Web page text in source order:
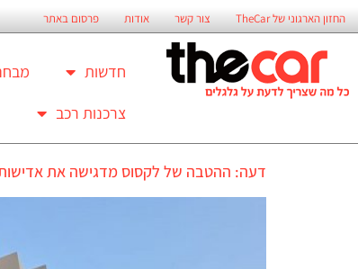
החזון הארגוני של TheCar צור קשר אודות פרסום באתר
חדשות
צרכנות רכב
דעה: ההטבה של לקסוס מדגישה את